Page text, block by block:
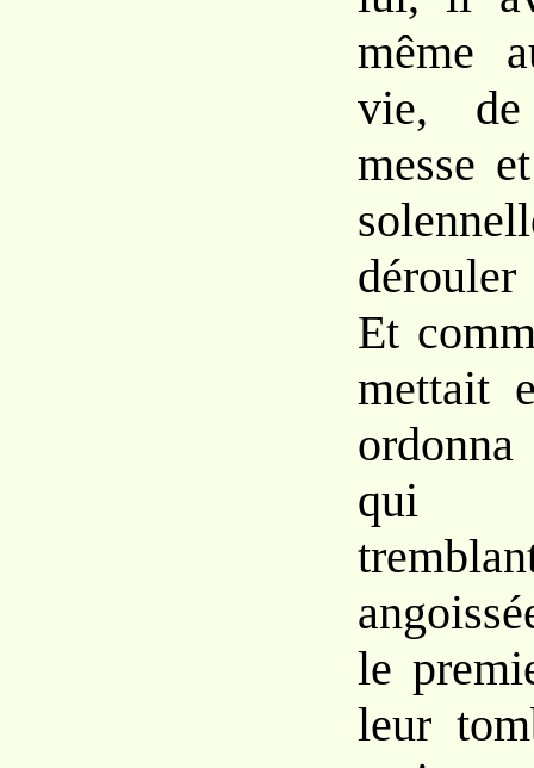
même
vie,
messe
Et
mettait
qui
le
leur